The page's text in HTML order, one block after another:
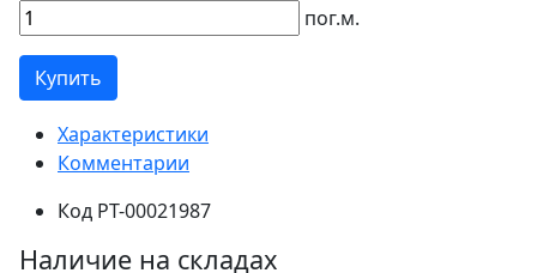
пог.м.
Купить
Характеристики
Комментарии
Код РТ-00021987
Наличие на складах